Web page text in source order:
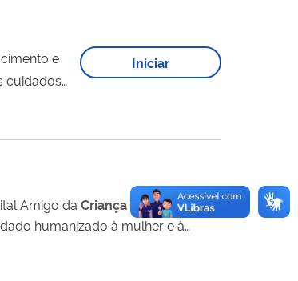
e
cuidados
Iniciar
Amigo da Criança (IHAC),
humanizado à mulher e à